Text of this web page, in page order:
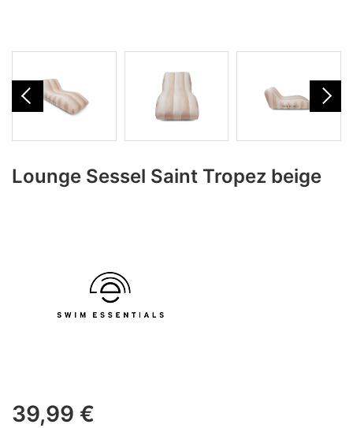
Lounge Sessel Saint Tropez beige
39,99 €